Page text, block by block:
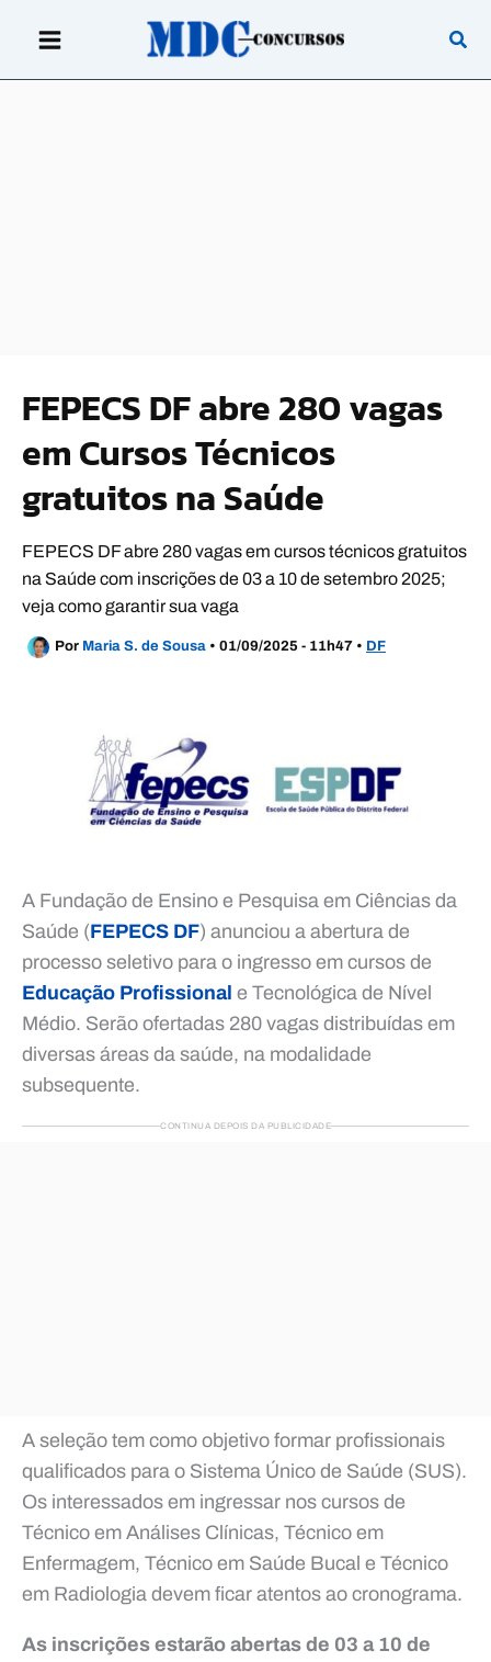
FEPECS DF abre 280 vagas
em Cursos Técnicos
gratuitos na Saúde
FEPECS DF abre 280 vagas em cursos técnicos gratuitos
na Saúde com inscrições de 03 a 10 de setembro 2025;
veja como garantir sua vaga
Por Maria S. de Sousa • 01/09/2025 - 11h47 • DF
A Fundação de Ensino e Pesquisa em Ciências da
Saúde (FEPECS DF) anunciou a abertura de
processo seletivo para o ingresso em cursos de
Educação Profissional e Tecnológica de Nível
Médio. Serão ofertadas 280 vagas distribuídas em
diversas áreas da saúde, na modalidade
subsequente.
CONTINUA DEPOIS DA PUBLICIDADE
A seleção tem como objetivo formar profissionais
qualificados para o Sistema Único de Saúde (SUS).
Os interessados em ingressar nos cursos de
Técnico em Análises Clínicas, Técnico em
Enfermagem, Técnico em Saúde Bucal e Técnico
em Radiologia devem ficar atentos ao cronograma.
As inscrições estarão abertas de 03 a 10 de